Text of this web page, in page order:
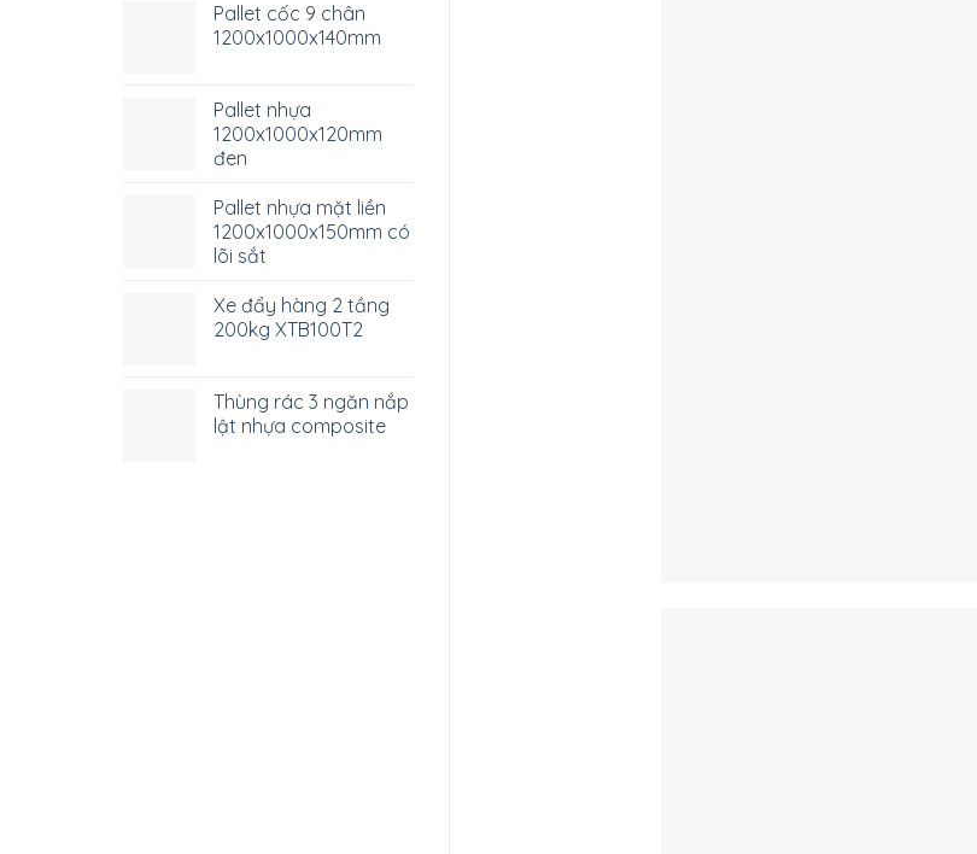
Pallet cốc 9 chân
1200x1000x140mm
Pallet nhựa
1200x1000x120mm
đen
Pallet nhựa mặt liền
1200x1000x150mm có
lõi sắt
Xe đẩy hàng 2 tầng
200kg XTB100T2
Thùng rác 3 ngăn nắp
lật nhựa composite